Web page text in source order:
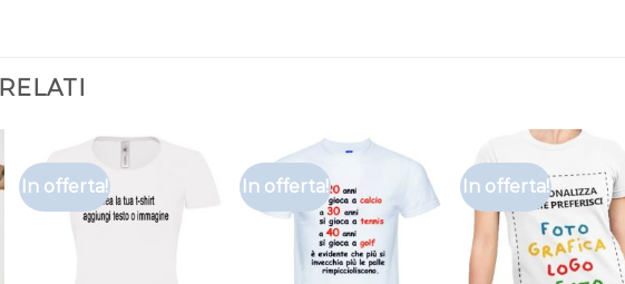
In offerta! In offerta! In offerta!